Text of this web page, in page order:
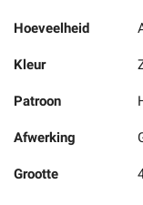
Hoeveelheid
Kleur
Patroon
Afwerking
Grootte